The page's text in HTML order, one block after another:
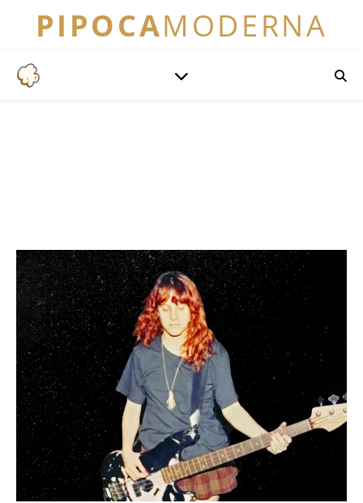
PIPOCAMODERNA